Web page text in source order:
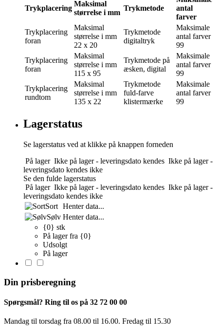
Trykplacering
Maksimal
størrelse i mm
Trykmetode
antal
farver
Trykplacering
foran
Maksimal
størrelse i mm
22 x 20
Trykmetode
digitaltryk
Maksimale
antal farver
99
Trykplacering
foran
Maksimal
størrelse i mm
115 x 95
Trykmetode på
æsken, digital
Maksimale
antal farver
99
Trykplacering
rundtom
Maksimal
størrelse i mm
135 x 22
Trykmetode
fuld-farve
klistermærke
Maksimale
antal farver
99
Lagerstatus
Se lagerstatus ved at klikke på knappen forneden
På lager Ikke på lager - leveringsdato kendes Ikke på lager -
leveringsdato kendes ikke
Se den fulde lagerstatus
På lager Ikke på lager - leveringsdato kendes Ikke på lager -
leveringsdato kendes ikke
Sort Henter data...
Sølv Henter data...
{0} stk
På lager fra {0}
Udsolgt
På lager
Din prisberegning
Spørgsmål? Ring til os på 32 72 00 00
Mandag til torsdag fra 08.00 til 16.00. Fredag ​​til 15.30